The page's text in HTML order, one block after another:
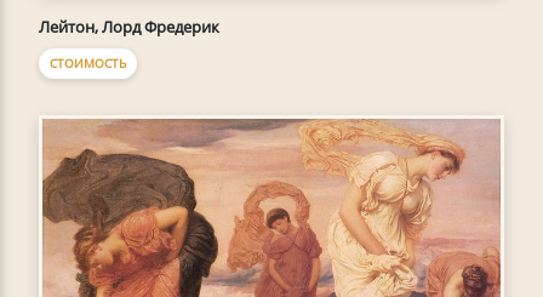
Лейтон, Лорд Фредерик
СТОИМОСТЬ